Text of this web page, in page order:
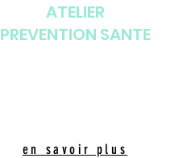
ATELIER
PREVENTION SANTE
en savoir plus